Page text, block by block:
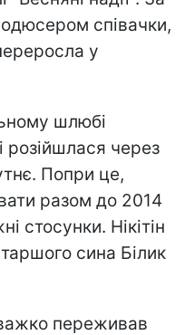
співачки,
у
шлюбі
розійшлася через
Попри це,
разом до 2014
стосунки. Нікітін
сина Білик
переживав